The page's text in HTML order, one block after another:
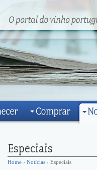
Home › Notícias › Especiais